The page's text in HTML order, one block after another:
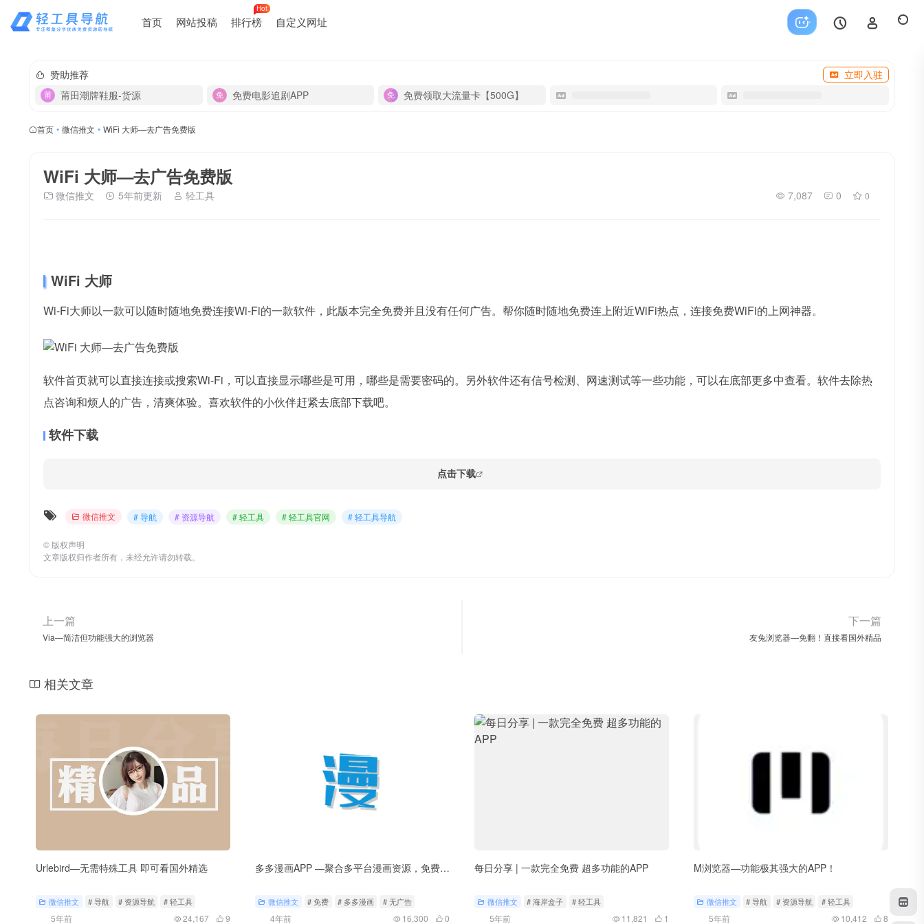
首页 网站投稿 排行榜
Hot
自定义网址
赞助推荐
立即入驻
莆田潮牌鞋服-货源
免费电影追剧APP 免费领取大流量卡【500G】
首页 • 微信推文 • WiFi 大师—去广告免费版
WiFi 大师—去广告免费版
微信推文 5年前更新 轻工具 7,087 0 0
WiFi 大师
Wi-Fi大师以一款可以随时随地免费连接Wi-Fi的一款软件，此版本完全免费并且没有任何广告。帮你随时随地免费连上附近WiFi热点，连接免费WiFi的上网神器。
软件首页就可以直接连接或搜索Wi-Fi，可以直接显示哪些是可用，哪些是需要密码的。另外软件还有信号检测、网速测试等一些功能，可以在底部更多中查看。软件去除热
点咨询和烦人的广告，清爽体验。喜欢软件的小伙伴赶紧去底部下载吧。
软件下载
点击下载
微信推文 # 导航 # 资源导航 # 轻工具 # 轻工具官网 # 轻工具导航
© 版权声明
文章版权归作者所有，未经允许请勿转载。
上一篇
Via—简洁但功能强大的浏览器
下一篇
友兔浏览器—免翻！直接看国外精品
相关文章
Urlebird—无需特殊工具 即可看国外精选
微信推文 # 导航 # 资源导航 # 轻工具
5年前 24,167 9
多多漫画APP —聚合多平台漫画资源，免费无广告
微信推文 # 免费 # 多多漫画 # 无广告
4年前 16,300 0
每日分享 | 一款完全免费 超多功能的APP
微信推文 # 海岸盒子 # 轻工具
5年前 11,821 1
M浏览器—功能极其强大的APP！
微信推文 # 导航 # 资源导航 # 轻工具
5年前 10,412 8